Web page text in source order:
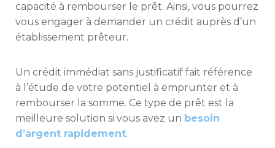
capacité à rembourser le prêt. Ainsi, vous pourrez
vous engager à demander un crédit auprès d’un
établissement prêteur.
Un crédit immédiat sans justificatif fait référence
à l’étude de votre potentiel à emprunter et à
rembourser la somme. Ce type de prêt est la
meilleure solution si vous avez un besoin
d’argent rapidement.